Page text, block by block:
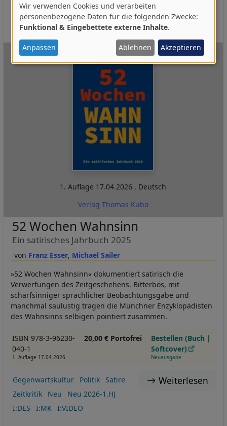
Krieg Menschheit Satire Theater Zeitgeschichte
Neu 2025-2.HJ I:DES I:MK
1. Auflage 17.04.2026 , Deutsch
Verlag Thomas Kubo
Franz Esser Michael Sailer
52 Wochen Wahnsinn
Ein satirisches Jahrbuch 2025
»52 Wochen Wahnsinn« dokumentiert satirisch die
Verwerfungen des Zeitgeschehens. Bitterbös, mit
scharfsinniger sprachlicher Beobachtungsgabe und
manchmal saulustig tragen die Münchner Enzyklopädisten
des Wahnsinns selbigen pointiert zusammen.
ISBN 978-3-96230-
040-1
1. Auflage 17.04.2026
20,00 € Portofrei
Bestellen (Buch |
Softcover)
Neuausgabe
Weiterlesen
Gegenwartskultur Politik
Satire
Zeitkritik
Neu
Neu 2026-1.HJ
I:DES
I:MK I:VIDEO
Verwendung
von
personenbezogenen
Daten
Wir verwenden Cookies und verarbeiten
personenbezogene Daten für die folgenden Zwecke:
Funktional & Eingebettete externe Inhalte.
Anpassen Ablehnen Akzeptieren